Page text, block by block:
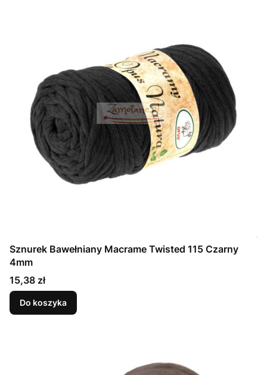
Sznurek Bawełniany Macrame Twisted 115 Czarny
4mm
Cena
15,38 zł
Do koszyka